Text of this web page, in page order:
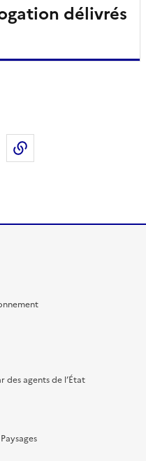
délivrés
sur LinkedIn
Partager par email
des agents de l’État